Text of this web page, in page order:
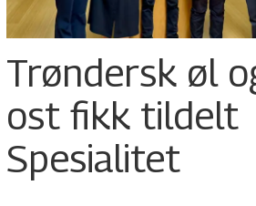
Trøndersk øl
ost fikk tildelt
Spesialitet